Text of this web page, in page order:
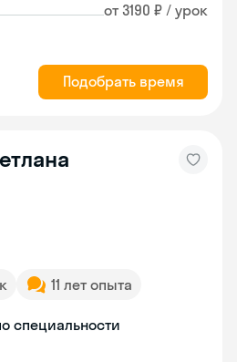
от 3190 ₽ / урок
Подобрать время
11 лет опыта
специальности